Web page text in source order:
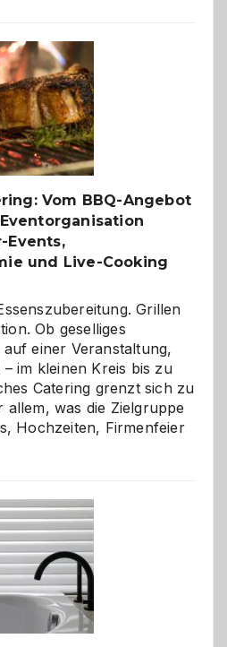
–
die
Gelegenheit,
neue
Reiseziele
zu
entdecken
Vom BBQ-Angebot
Events,
und Live-Cooking
Grillen
Ob geselliges
einer Veranstaltung,
im kleinen Kreis bis zu
Catering grenzt sich zu
allem, was die Zielgruppe
Hochzeiten, Firmenfeier